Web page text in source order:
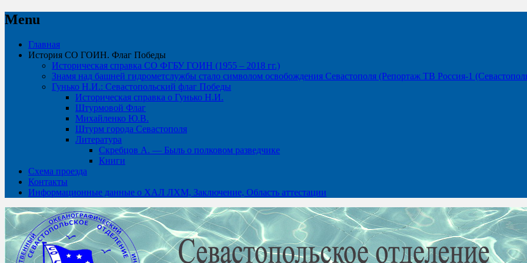
Menu
Skip
Главная
История СО ГОИН. Флаг Победы
Историческая справка СО ФГБУ ГОИН (1955 – 2018 гг.)
Знамя над башней гидрометслужбы стало символом освобождения Севастополя (Репортаж ТВ Россия-1
Гунько Н.И.: Севастопольский флаг Победы
Историческая справка о Гунько Н.И.
Штурмовой Флаг
Михайленко Ю.В.
Штурм города Севастополя
Литература
Скребцов А. — Быль о полковом разведчике
Книги
Схема проезда
Контакты
Информационные данные о ХАЛ ЛХМ, Заключение, Область аттестации